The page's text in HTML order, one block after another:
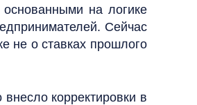
на логике
Сейчас
не о ставках прошлого
корректировки в